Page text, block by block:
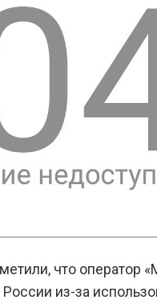
что оператор
из-за